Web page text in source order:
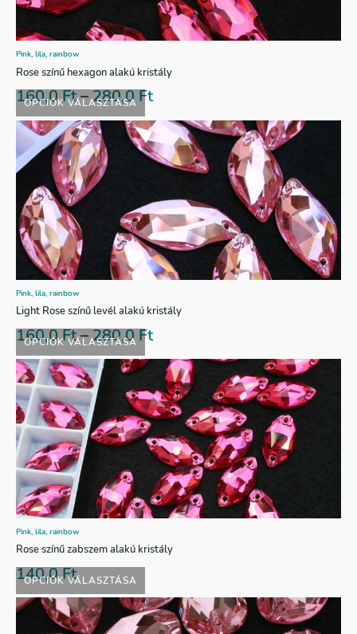
OPCIÓK VÁLASZTÁSA
Pink, lila, rainbow
Rose színű hexagon alakú kristály
160,0Ft–280,0Ft
OPCIÓK VÁLASZTÁSA
Pink, lila, rainbow
Light Rose színű levél alakú kristály
160,0Ft–280,0Ft
OPCIÓK VÁLASZTÁSA
Pink, lila, rainbow
Rose színű zabszem alakú kristály
140,0Ft